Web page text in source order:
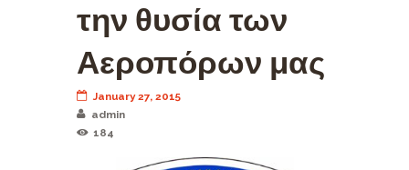
την θυσία των
Αεροπόρων μας
January 27, 2015
admin
184